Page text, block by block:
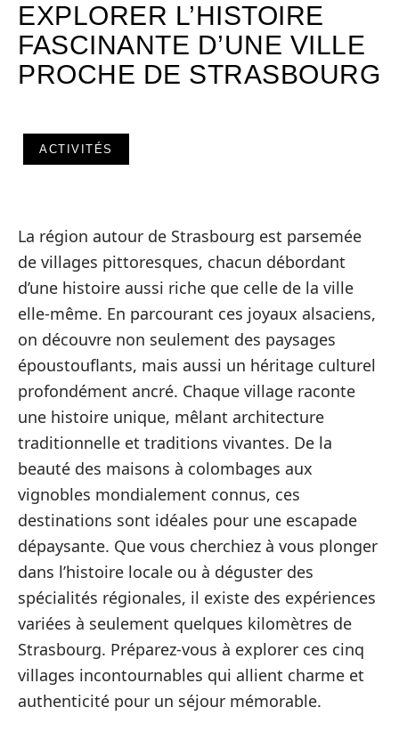
EXPLORER L’HISTOIRE
FASCINANTE D’UNE VILLE
PROCHE DE STRASBOURG
ACTIVITÉS
La région autour de Strasbourg est parsemée
de villages pittoresques, chacun débordant
d’une histoire aussi riche que celle de la ville
elle-même. En parcourant ces joyaux alsaciens,
on découvre non seulement des paysages
époustouflants, mais aussi un héritage culturel
profondément ancré. Chaque village raconte
une histoire unique, mêlant architecture
traditionnelle et traditions vivantes. De la
beauté des maisons à colombages aux
vignobles mondialement connus, ces
destinations sont idéales pour une escapade
dépaysante. Que vous cherchiez à vous plonger
dans l’histoire locale ou à déguster des
spécialités régionales, il existe des expériences
variées à seulement quelques kilomètres de
Strasbourg. Préparez-vous à explorer ces cinq
villages incontournables qui allient charme et
authenticité pour un séjour mémorable.